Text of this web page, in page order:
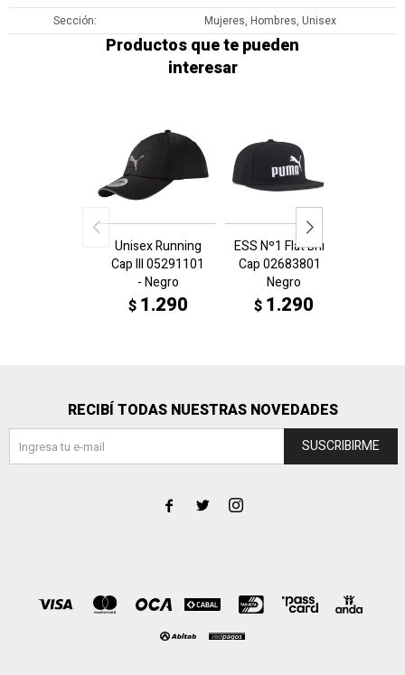
Sección Mujeres, Hombres, Unisex
Productos que te pueden
interesar
Unisex Running
Cap III 05291101
- Negro
$ 1.290
ESS Nº1 Flat Brim
Cap 02683801 -
Negro
$ 1.290
RECIBÍ TODAS NUESTRAS NOVEDADES
SUSCRIBIRME
  